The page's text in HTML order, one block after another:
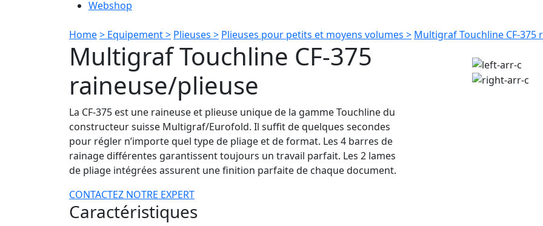
Webshop
Home> Equipement > Plieuses > Plieuses pour petits et moyens volumes > Multigraf Touchline CF-375
Multigraf Touchline CF-375
raineuse/plieuse
La CF-375 est une raineuse et plieuse unique de la gamme Touchline du
constructeur suisse Multigraf/Eurofold. Il suffit de quelques secondes
pour régler n’importe quel type de pliage et de format. Les 4 barres de
rainage différentes garantissent toujours un travail parfait. Les 2 lames
de pliage intégrées assurent une finition parfaite de chaque document.
CONTACTEZ NOTRE EXPERT
Caractéristiques